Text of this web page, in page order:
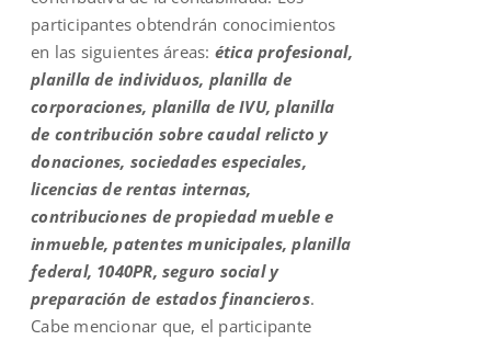
participantes obtendrán conocimientos
en las siguientes áreas: ética profesional,
planilla de individuos, planilla de
corporaciones, planilla de IVU, planilla
de contribución sobre caudal relicto y
donaciones, sociedades especiales,
licencias de rentas internas,
contribuciones de propiedad mueble e
inmueble, patentes municipales, planilla
federal, 1040PR, seguro social y
preparación de estados financieros.
Cabe mencionar que, el participante